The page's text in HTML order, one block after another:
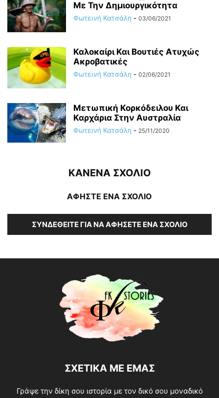
Με Την Δημιουργικότητα
Φωτεινή Κατσάλη - 03/06/2021
Καλοκαίρι Και Βουτιές Ατυχώς
Ακροβατικές
Φωτεινή Κατσάλη - 02/06/2021
Μετωπική Κορκόδειλου Και
Καρχάρια Στην Αυστραλία
Φωτεινή Κατσάλη - 25/11/2020
ΚΑΝΕΝΑ ΣΧΟΛΙΟ
ΑΦΗΣΤΕ ΕΝΑ ΣΧΟΛΙΟ
ΣΥΝΔΕΘΕΊΤΕ ΓΙΑ ΝΑ ΑΦΉΣΕΤΕ ΈΝΑ ΣΧΌΛΙΟ
ΣΧΕΤΙΚΑ ΜΕ ΕΜΑΣ
Γράψε την δίκη σου ιστορία με τον δικό σου μοναδικό